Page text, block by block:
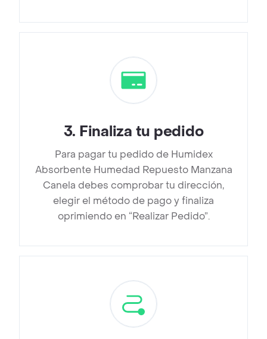
3. Finaliza tu pedido
Para pagar tu pedido de Humidex
Absorbente Humedad Repuesto Manzana
Canela debes comprobar tu dirección,
elegir el método de pago y finaliza
oprimiendo en “Realizar Pedido”.